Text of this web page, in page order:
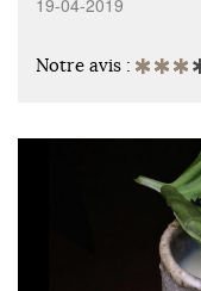
Notre avis :